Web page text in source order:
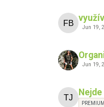
Jun 19,
Jun 19,
PREMIUM